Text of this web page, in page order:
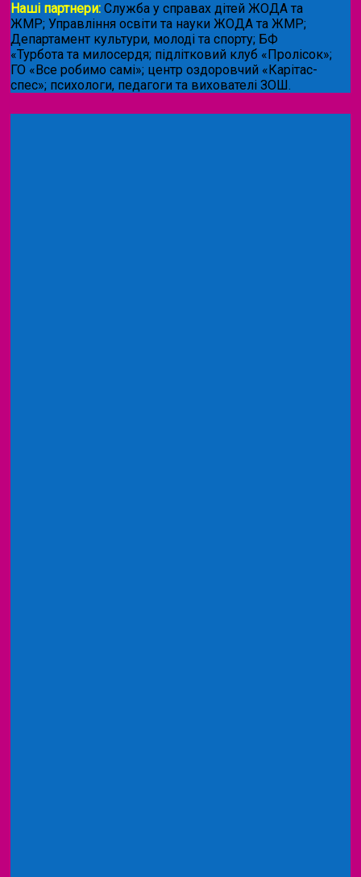
Наші партнери: Служба у справах дітей ЖОДА та
ЖМР; Управління освіти та науки ЖОДА та ЖМР;
Департамент культури, молоді та спорту; БФ
«Турбота та милосердя; підлітковий клуб «Пролісок»;
ГО «Все робимо самі»; центр оздоровчий «Карітас-
спес»; психологи, педагоги та вихователі ЗОШ.